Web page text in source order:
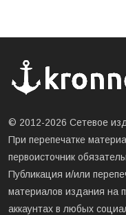
© 2012-2026 Сетевое
При перепечатке
первоисточник
Публикация и/или
материалов издания на
аккаунтах в любых